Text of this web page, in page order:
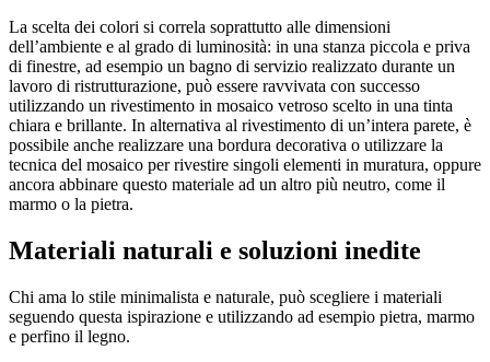
La scelta dei colori si correla soprattutto alle dimensioni
dell’ambiente e al grado di luminosità: in una stanza piccola e priva
di finestre, ad esempio un bagno di servizio realizzato durante un
lavoro di ristrutturazione, può essere ravvivata con successo
utilizzando un rivestimento in mosaico vetroso scelto in una tinta
chiara e brillante. In alternativa al rivestimento di un’intera parete, è
possibile anche realizzare una bordura decorativa o utilizzare la
tecnica del mosaico per rivestire singoli elementi in muratura, oppure
ancora abbinare questo materiale ad un altro più neutro, come il
marmo o la pietra.
Materiali naturali e soluzioni inedite
Chi ama lo stile minimalista e naturale, può scegliere i materiali
seguendo questa ispirazione e utilizzando ad esempio pietra, marmo
e perfino il legno.